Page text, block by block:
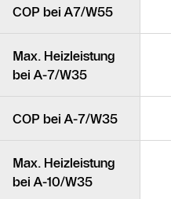
COP bei A7/W55
Max. Heizleistung
bei A-7/W35
COP bei A-7/W35
Max. Heizleistung
bei A-10/W35